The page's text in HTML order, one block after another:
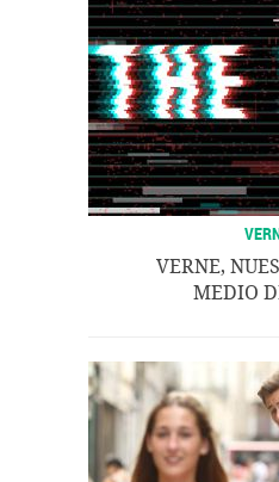
VERNE,
MEDIO